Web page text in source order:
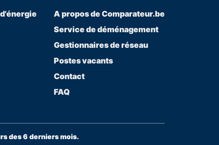
A propos de Comparateur.be
Service de déménagement
Gestionnaires de réseau
Postes vacants
Contact
FAQ
des 6 derniers mois.